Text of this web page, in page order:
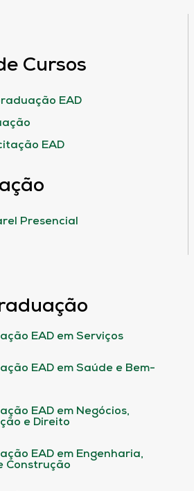
Cursos
EAD
EAD
Presencial
EAD em Serviços
EAD em Saúde e Bem-
EAD em Negócios,
e Direito
EAD em Engenharia,
Construção